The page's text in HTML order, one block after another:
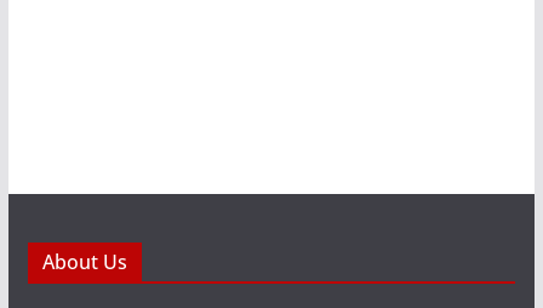
About Us